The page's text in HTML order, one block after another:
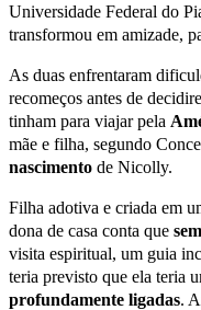
Universidade Federal do
transformou em amizade,
As duas enfrentaram
recomeços antes de
tinham para viajar pela
mãe e filha, segundo
nascimento de Nicolly.
Filha adotiva e criada em
dona de casa conta que
visita espiritual, um guia
teria previsto que ela teria
profundamente ligadas.